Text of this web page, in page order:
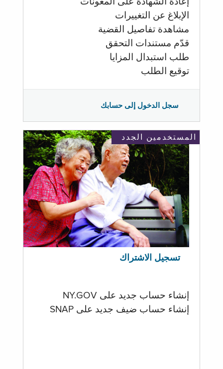
إعادة الشهادة على المعونات
الإبلاغ عن التغييرات
مشاهدة تفاصيل القضية
قدّم مستندات التحقق
طلب استبدال المزايا
توقيع الطلب
سجل الدخول إلى حسابك
المستخدمين الجدد
تسجيل الاشتراك
إنشاء حساب جديد على NY.GOV
إنشاء حساب ضيف جديد على SNAP